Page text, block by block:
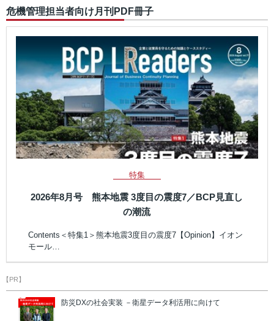
危機管理担当者向け月刊PDF冊子
特集
2026年8月号 熊本地震 3度目の震度7／BCP見直し
の潮流
Contents＜特集1＞熊本地震3度目の震度7【Opinion】イオン
モール…
【PR】
防災DXの社会実装 －衛星データ利活用に向けて